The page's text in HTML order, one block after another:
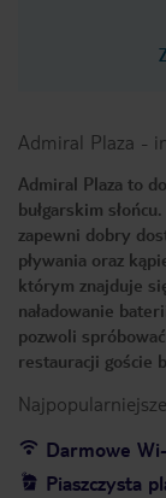
Admiral Plaza -
Admiral Plaza to
bułgarskim
zapewni dobry
pływania oraz
którym znajduje
naładowanie
pozwoli
restauracji goście
Darmowe
Piaszczysta